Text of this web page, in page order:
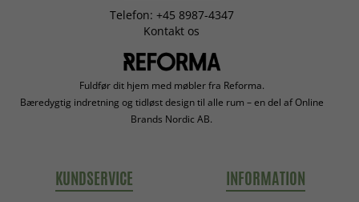
Telefon: +45 8987-4347
Kontakt os
Fuldfør dit hjem med møbler fra Reforma.
Bæredygtig indretning og tidløst design til alle rum – en del af Online
Brands Nordic AB.
KUNDSERVICE INFORMATION